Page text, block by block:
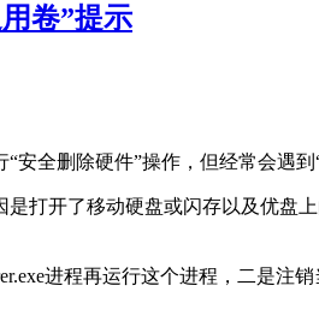
卷”提示
安全删除硬件”操作，但经常会
开了移动硬盘或闪存以及优盘
进程再运行这个进程，二是注